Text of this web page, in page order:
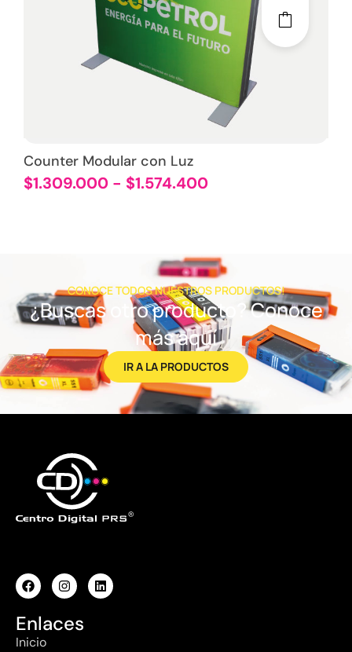
Counter Modular con Luz
$1.309.000 - $1.574.400
CONOCE TODOS NUESTROS PRODUCTOS!
¿Buscas otro producto? Conoce
más aquí
IR A LA PRODUCTOS
Enlaces
Inicio